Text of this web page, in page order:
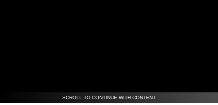
SCROLL TO CONTINUE WITH CONTENT